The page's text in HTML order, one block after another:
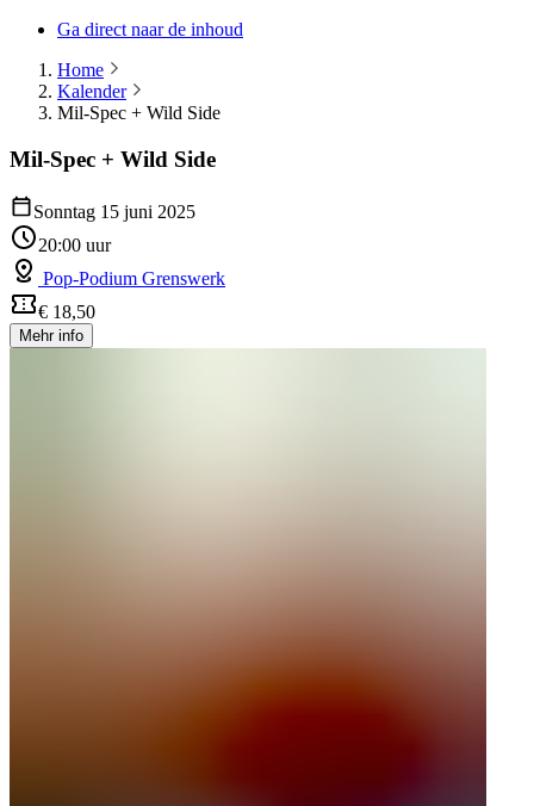
Ga direct naar de inhoud
Home
Kalender
Mil-Spec + Wild Side
Mil-Spec + Wild Side
Sonntag 15 juni 2025
20:00 uur
Pop-Podium Grenswerk
€ 18,50
Mehr info